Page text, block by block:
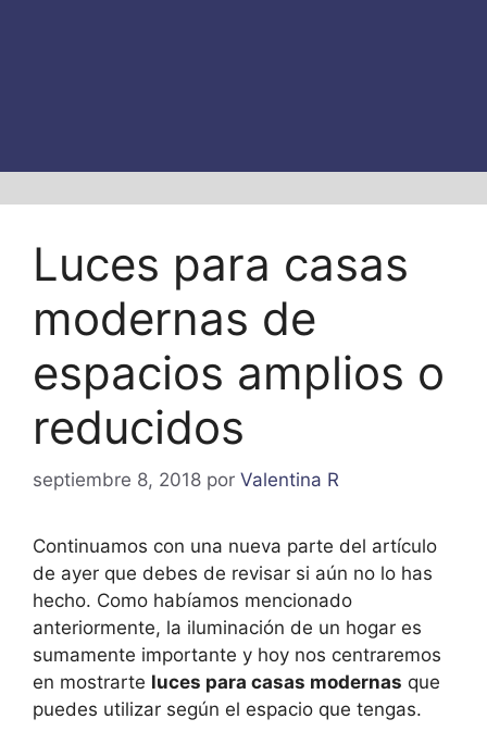
Luces para casas
modernas de
espacios amplios o
reducidos
septiembre 8, 2018 por Valentina R
Continuamos con una nueva parte del artículo
de ayer que debes de revisar si aún no lo has
hecho. Como habíamos mencionado
anteriormente, la iluminación de un hogar es
sumamente importante y hoy nos centraremos
en mostrarte luces para casas modernas que
puedes utilizar según el espacio que tengas.